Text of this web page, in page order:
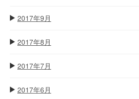
2017年9月
2017年8月
2017年7月
2017年6月